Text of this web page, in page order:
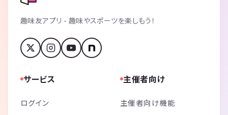
趣味友アプリ - 趣味やスポーツを楽しもう！
サービス
ログイン
主催者向け
主催者向け機能